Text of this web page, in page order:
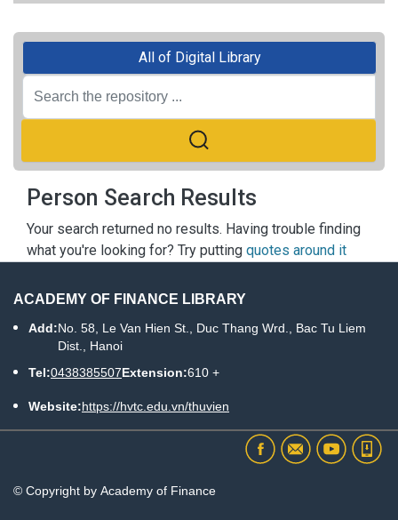
All of Digital Library
Person Search Results
Your search returned no results. Having trouble finding
what you're looking for? Try putting quotes around it
ACADEMY OF FINANCE LIBRARY
Add:No. 58, Le Van Hien St., Duc Thang Wrd., Bac Tu Liem
Dist., Hanoi
Tel:0438385507Extension:610 +
Website:https://hvtc.edu.vn/thuvien
© Copyright by Academy of Finance